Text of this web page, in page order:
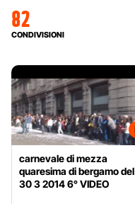
82
CONDIVISIONI
carnevale di mezza
quaresima di bergamo del
30 3 2014 6° VIDEO